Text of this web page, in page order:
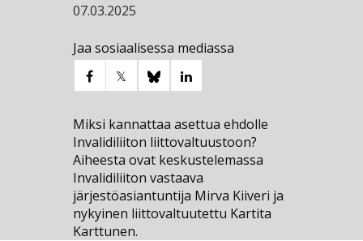
07.03.2025
Jaa sosiaalisessa mediassa
Miksi kannattaa asettua ehdolle
Invalidiliiton liittovaltuustoon?
Aiheesta ovat keskustelemassa
Invalidiliiton vastaava
järjestöasiantuntija Mirva Kiiveri ja
nykyinen liittovaltuutettu Kartita
Karttunen.